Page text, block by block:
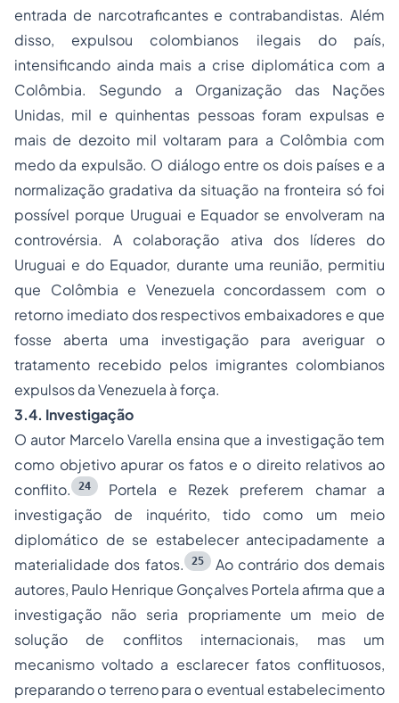
entrada de narcotraficantes e contrabandistas. Além
disso, expulsou colombianos ilegais do país,
intensificando ainda mais a crise diplomática com a
Colômbia. Segundo a Organização das Nações
Unidas, mil e quinhentas pessoas foram expulsas e
mais de dezoito mil voltaram para a Colômbia com
medo da expulsão. O diálogo entre os dois países e a
normalização gradativa da situação na fronteira só foi
possível porque Uruguai e Equador se envolveram na
controvérsia. A colaboração ativa dos líderes do
Uruguai e do Equador, durante uma reunião, permitiu
que Colômbia e Venezuela concordassem com o
retorno imediato dos respectivos embaixadores e que
fosse aberta uma investigação para averiguar o
tratamento recebido pelos imigrantes colombianos
expulsos da Venezuela à força.
3.4. Investigação
O autor Marcelo Varella ensina que a investigação tem
como objetivo apurar os fatos e o direito relativos ao
conflito.
24
Portela e Rezek preferem chamar a
investigação de inquérito, tido como um meio
diplomático de se estabelecer antecipadamente a
materialidade dos fatos.
25 Ao contrário dos demais
autores, Paulo Henrique Gonçalves Portela afirma que a
investigação não seria propriamente um meio de
solução de conflitos internacionais, mas um
mecanismo voltado a esclarecer fatos conflituosos,
preparando o terreno para o eventual estabelecimento